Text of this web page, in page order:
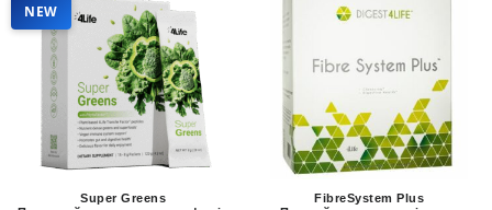
NEW
Super Greens
FibreSystem Plus